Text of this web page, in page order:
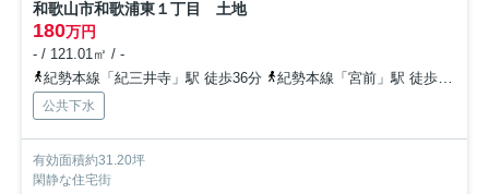
和歌山市和歌浦東１丁目 土地
180万円
- / 121.01㎡ / -
紀勢本線「紀三井寺」駅 徒歩36分
紀勢本線「宮前」駅 徒歩48分
公共下水
有効面積約31.20坪
閑静な住宅街